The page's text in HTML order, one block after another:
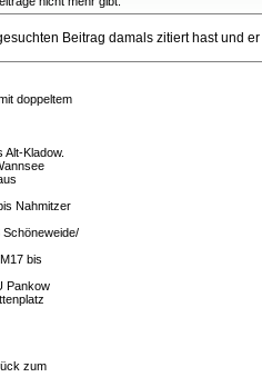
Beitrag damals zitiert hast und
doppeltem
Kladow.
Nahmitzer
Schöneweide/
bis
Pankow
zum